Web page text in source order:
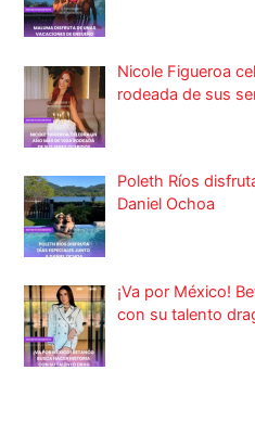
Nicole Figueroa
rodeada de sus
Poleth Ríos
Daniel Ochoa
¡Va por México!
con su talento